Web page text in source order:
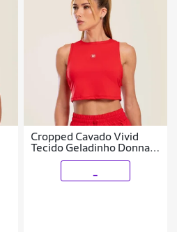
Cropped Cavado Vivid
Tecido Geladinho Donna
Carioca